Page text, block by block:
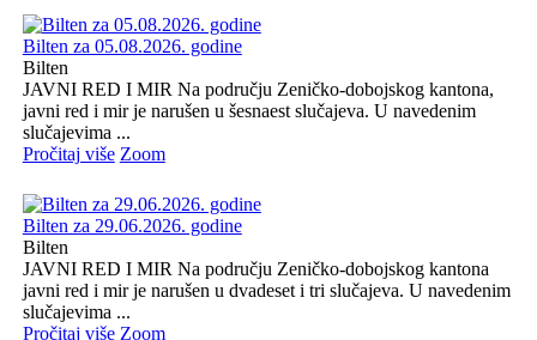
Bilten za 05.08.2026. godine
Bilten
JAVNI RED I MIR Na području Zeničko-dobojskog kantona,
javni red i mir je narušen u šesnaest slučajeva. U navedenim
slučajevima ...
Pročitaj više Zoom
Bilten za 29.06.2026. godine
Bilten
JAVNI RED I MIR Na području Zeničko-dobojskog kantona
javni red i mir je narušen u dvadeset i tri slučajeva. U navedenim
slučajevima ...
Pročitaj više Zoom